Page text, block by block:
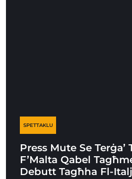
SPETTAKLU
Press Mute Se Terġa’
F’Malta Qabel
Debutt Tagħha Fl-